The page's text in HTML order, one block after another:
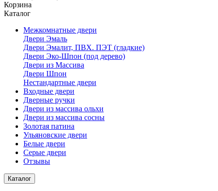
Корзина
Каталог
Межкомнатные двери
Двери Эмаль
Двери Эмалит, ПВХ. ПЭТ (гладкие)
Двери Эко-Шпон (под дерево)
Двери из Массива
Двери Шпон
Нестандартные двери
Входные двери
Дверные ручки
Двери из массива ольхи
Двери из массива сосны
Золотая патина
Ульяновские двери
Белые двери
Серые двери
Отзывы
Каталог